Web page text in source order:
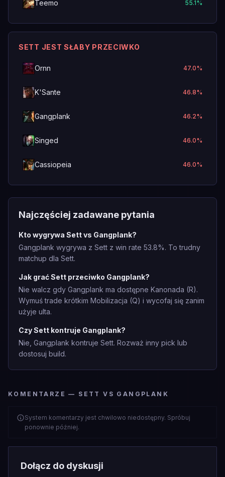
Teemo 55.1%
SETT JEST SŁABY PRZECIWKO
Ornn 47.0%
K'Sante 46.8%
Gangplank 46.2%
Singed 46.0%
Cassiopeia 46.0%
Najczęściej zadawane pytania
Kto wygrywa Sett vs Gangplank?
Gangplank wygrywa z Sett z win rate 53.8%. To trudny
matchup dla Sett.
Jak grać Sett przeciwko Gangplank?
Nie walcz gdy Gangplank ma dostępne Kanonada (R).
Wymuś trade krótkim Mobilizacja (Q) i wycofaj się zanim
użyje ulta.
Czy Sett kontruje Gangplank?
Nie, Gangplank kontruje Sett. Rozważ inny pick lub
dostosuj build.
KOMENTARZE — SETT VS GANGPLANK
System komentarzy jest chwilowo niedostępny. Spróbuj
ponownie później.
Dołącz do dyskusji